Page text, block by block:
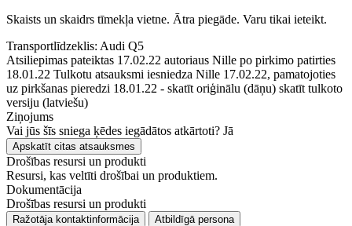
Skaists un skaidrs tīmekļa vietne. Ātra piegāde. Varu tikai ieteikt.
Transportlīdzeklis: Audi Q5
Atsiliepimas pateiktas 17.02.22 autoriaus Nille po pirkimo patirties
18.01.22 Tulkotu atsauksmi iesniedza Nille 17.02.22, pamatojoties
uz pirkšanas pieredzi 18.01.22 - skatīt oriģinālu (dāņu) skatīt tulkoto
versiju (latviešu)
Ziņojums
Vai jūs šīs sniega ķēdes iegādātos atkārtoti? Jā
Apskatīt citas atsauksmes
Drošības resursi un produkti
Resursi, kas veltīti drošībai un produktiem.
Dokumentācija
Drošības resursi un produkti
Ražotāja kontaktinformācija Atbildīgā persona